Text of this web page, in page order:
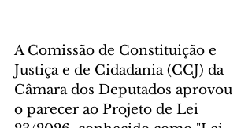
A Comissão de Constituição e
Justiça e de Cidadania (CCJ) da
Câmara dos Deputados aprovou
o parecer ao Projeto de Lei